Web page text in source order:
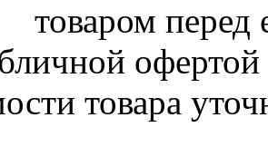
товаром перед
товара